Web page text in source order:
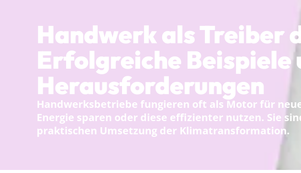
Handwerk als Treiber
Erfolgreiche Beispiele
Herausforderungen
Handwerksbetriebe fungieren oft als Motor für
Energie sparen oder diese effizienter nutzen. Sie
praktischen Umsetzung der Klimatransformation.